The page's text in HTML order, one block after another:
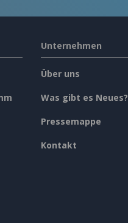
Unternehmen
Über uns
Was gibt es Neues?
Pressemappe
Kontakt